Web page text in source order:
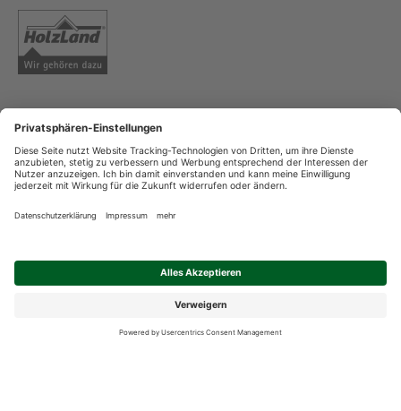
Datenschutz
Impressum
Streitschlichtung